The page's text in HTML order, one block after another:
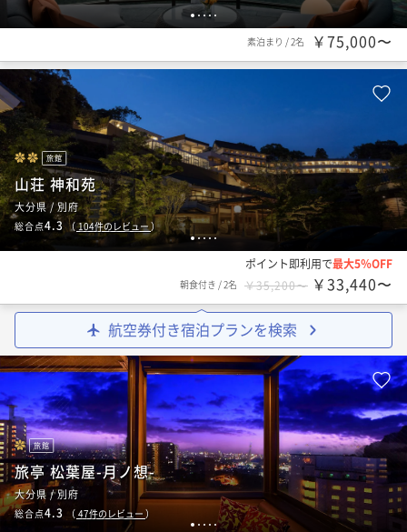
1 2 34 5
素泊まり /2名 ￥75,000〜
12345
旅館
山荘 神和苑
大分県 / 別府
総合点4.3 （ 104件のレビュー）
ポイント即利用で最大5％OFF
朝食付き /2名 ￥35,200〜 ￥33,440〜
航空券付き宿泊プランを検索
1 2 3 4 5
旅館
旅亭 松葉屋-月ノ想-
大分県 / 別府
総合点4.3 （ 47件のレビュー）